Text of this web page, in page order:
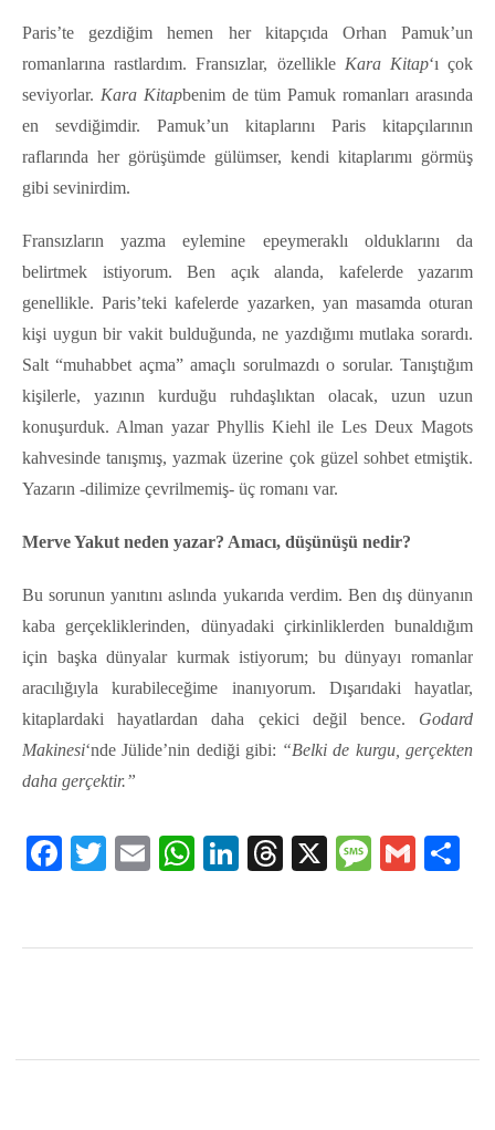
Paris’te gezdiğim hemen her kitapçıda Orhan Pamuk’un
romanlarına rastlardım. Fransızlar, özellikle Kara Kitap‘ı çok
seviyorlar. Kara Kitapbenim de tüm Pamuk romanları arasında
en sevdiğimdir. Pamuk’un kitaplarını Paris kitapçılarının
raflarında her görüşümde gülümser, kendi kitaplarımı görmüş
gibi sevinirdim.
Fransızların yazma eylemine epeymeraklı olduklarını da
belirtmek istiyorum. Ben açık alanda, kafelerde yazarım
genellikle. Paris’teki kafelerde yazarken, yan masamda oturan
kişi uygun bir vakit bulduğunda, ne yazdığımı mutlaka sorardı.
Salt “muhabbet açma” amaçlı sorulmazdı o sorular. Tanıştığım
kişilerle, yazının kurduğu ruhdaşlıktan olacak, uzun uzun
konuşurduk. Alman yazar Phyllis Kiehl ile Les Deux Magots
kahvesinde tanışmış, yazmak üzerine çok güzel sohbet etmiştik.
Yazarın -dilimize çevrilmemiş- üç romanı var.
Merve Yakut neden yazar? Amacı, düşünüşü nedir?
Bu sorunun yanıtını aslında yukarıda verdim. Ben dış dünyanın
kaba gerçekliklerinden, dünyadaki çirkinliklerden bunaldığım
için başka dünyalar kurmak istiyorum; bu dünyayı romanlar
aracılığıyla kurabileceğime inanıyorum. Dışarıdaki hayatlar,
kitaplardaki hayatlardan daha çekici değil bence. Godard
Makinesi‘nde Jülide’nin dediği gibi: “Belki de kurgu, gerçekten
daha gerçektir.”
FacebookTwitterEmail WhatsAppLinkedInThreads
X Message
Gmail